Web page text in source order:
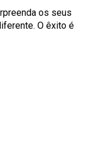
os seus
O êxito é